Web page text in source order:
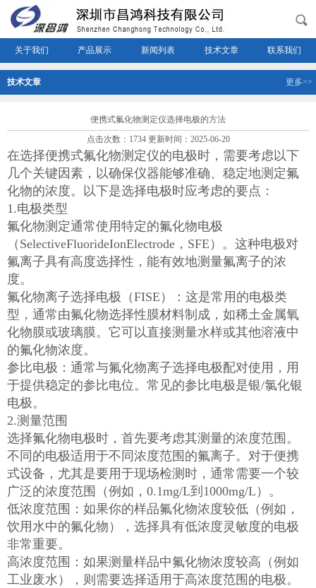
关于我们 产品展示 新闻列表 技术文章 联系我们
技术文章 更多>>
便携式氟化物测定仪选择电极的方法
点击次数：1734 更新时间：2025-06-20
在选择便携式氟化物测定仪的电极时，需要考虑以下
几个关键因素，以确保仪器能够准确、稳定地测定氟
化物的浓度。以下是选择电极时应考虑的要点：
1.电极类型
氟化物测定通常使用特定的氟化物电极
（SelectiveFluorideIonElectrode，SFE）。这种电极对
氟离子具有高度选择性，能有效地测量氟离子的浓
度。
氟化物离子选择电极（FISE）：这是常用的电极类
型，通常由氟化物选择性膜材料制成，如稀土金属氧
化物膜或玻璃膜。它可以直接测量水样或其他溶液中
的氟化物浓度。
参比电极：通常与氟化物离子选择电极配对使用，用
于提供稳定的参比电位。常见的参比电极是银/氯化银
电极。
2.测量范围
选择氟化物电极时，首先要考虑其测量的浓度范围。
不同的电极适用于不同浓度范围的氟离子。对于便携
式设备，尤其是要用于现场检测时，通常需要一个较
广泛的浓度范围（例如，0.1mg/L到1000mg/L）。
低浓度范围：如果你的样品氟化物浓度较低（例如，
饮用水中的氟化物），选择具有低浓度灵敏度的电极
非常重要。
高浓度范围：如果测量样品中氟化物浓度较高（例如
工业废水），则需要选择适用于高浓度范围的电极。